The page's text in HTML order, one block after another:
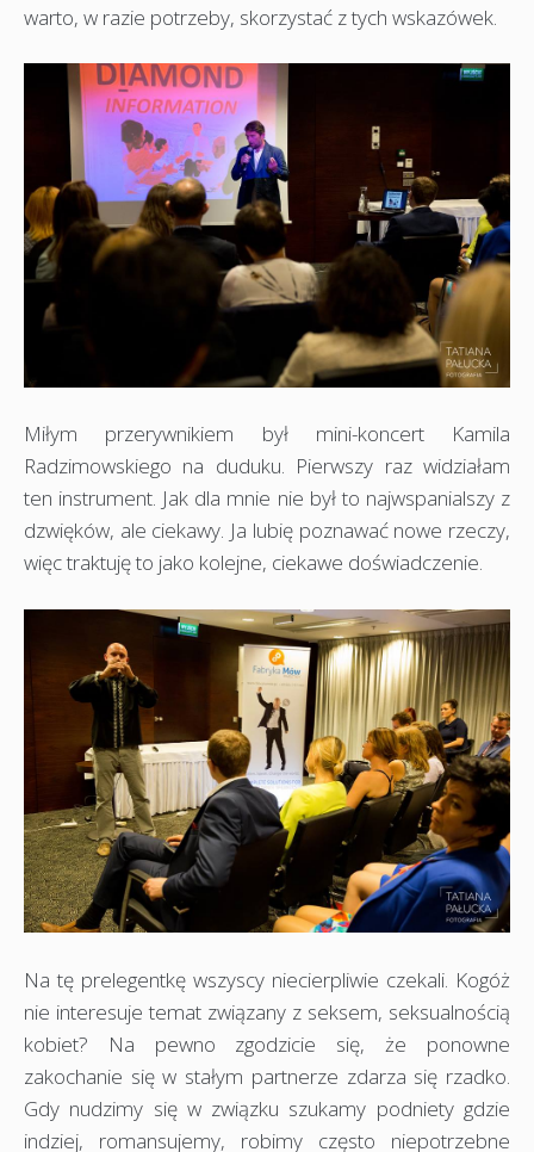
warto, w razie potrzeby, skorzystać z tych wskazówek.
Miłym przerywnikiem był mini-koncert Kamila
Radzimowskiego na duduku. Pierwszy raz widziałam
ten instrument. Jak dla mnie nie był to najwspanialszy z
dzwięków, ale ciekawy. Ja lubię poznawać nowe rzeczy,
więc traktuję to jako kolejne, ciekawe doświadczenie.
Na tę prelegentkę wszyscy niecierpliwie czekali. Kogóż
nie interesuje temat związany z seksem, seksualnością
kobiet? Na pewno zgodzicie się, że ponowne
zakochanie się w stałym partnerze zdarza się rzadko.
Gdy nudzimy się w związku szukamy podniety gdzie
indziej, romansujemy, robimy często niepotrzebne